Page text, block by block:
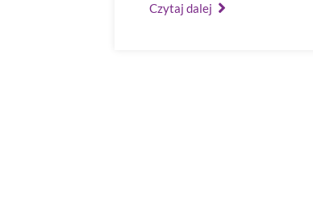
Czytaj dalej